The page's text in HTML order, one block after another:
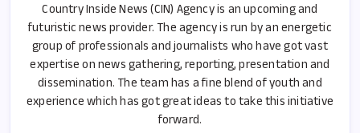
Country Inside News (CIN) Agency is an upcoming and
futuristic news provider. The agency is run by an energetic
group of professionals and journalists who have got vast
expertise on news gathering, reporting, presentation and
dissemination. The team has a fine blend of youth and
experience which has got great ideas to take this initiative
forward.